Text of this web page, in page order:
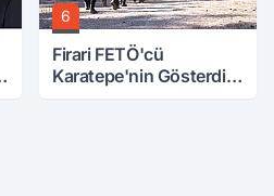
6
Firari FETÖ'cü
Karatepe'nin Gösterdiği